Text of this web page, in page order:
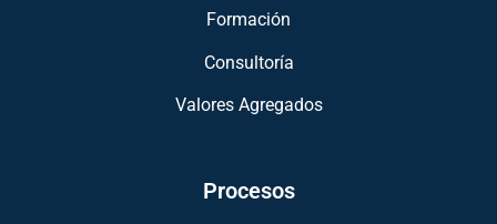
Formación
Consultoría
Valores Agregados
Procesos